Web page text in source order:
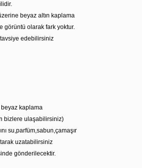
beyaz altın kaplama
görüntü olarak fark yoktur.
edebilirsiniz
kaplama
bizlere ulaşabilirsiniz)
su,parfüm,sabun,çamaşır
uzatabilirsiniz
gönderilecektir.